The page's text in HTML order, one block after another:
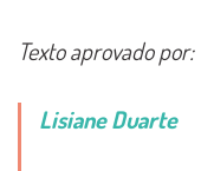
Texto aprovado por:
Lisiane Duarte